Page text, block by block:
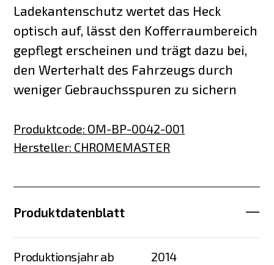
Ladekantenschutz wertet das Heck
optisch auf, lässt den Kofferraumbereich
gepflegt erscheinen und trägt dazu bei,
den Werterhalt des Fahrzeugs durch
weniger Gebrauchsspuren zu sichern
Produktcode: OM-BP-0042-001
Hersteller: CHROMEMASTER
Produktdatenblatt
Produktionsjahr ab 2014